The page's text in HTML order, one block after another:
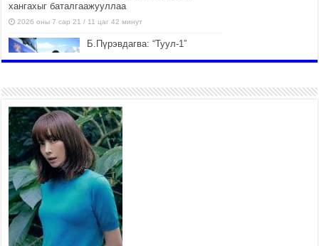
хангахыг баталгаажууллаа
2026 оны 7 сар 21 / 11 цаг 42 минут
Б.Пүрэвдагва: “Туул-1”
2026 оны 7 сар 21 / 10 цаг 15 минут
НИЙСЛЭЛ, АЙМГИЙН
УДИРДЛАГУУДЫН АЖЛЫГ
ХҮНД СУРТЛЫГ БУУРУУЛЖ,
ИРГЭД, АЖ АХУЙН НЭГЖИЙН
АЧААГ ХЭРХЭН ХӨНГӨЛСНӨӨР ДҮГНЭНЭ
2026 оны 7 сар 21 / 10 цаг 09 минут
Байнгын хорооны дарга
М.Мандхай Цөлжилттэй
тэмцэх тухай НҮБ-ын